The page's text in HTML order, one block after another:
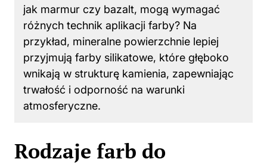
jak marmur czy bazalt, mogą wymagać
różnych technik aplikacji farby? Na
przykład, mineralne powierzchnie lepiej
przyjmują farby silikatowe, które głęboko
wnikają w strukturę kamienia, zapewniając
trwałość i odporność na warunki
atmosferyczne.
Rodzaje farb do